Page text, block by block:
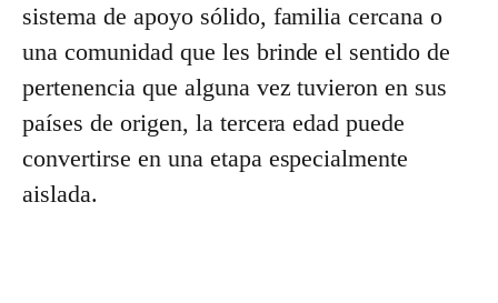
sistema de apoyo sólido, familia cercana o
una comunidad que les brinde el sentido de
pertenencia que alguna vez tuvieron en sus
países de origen, la tercera edad puede
convertirse en una etapa especialmente
aislada.